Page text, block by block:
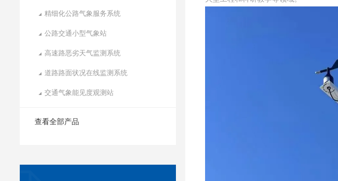
精细化公路气象服务系统
公路交通小型气象站
高速路恶劣天气监测系统
道路路面状况在线监测系统
交通气象能见度观测站
查看全部产品